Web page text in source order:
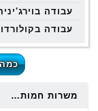
עבודה
עבודה בקולורדו
משרות חמות…